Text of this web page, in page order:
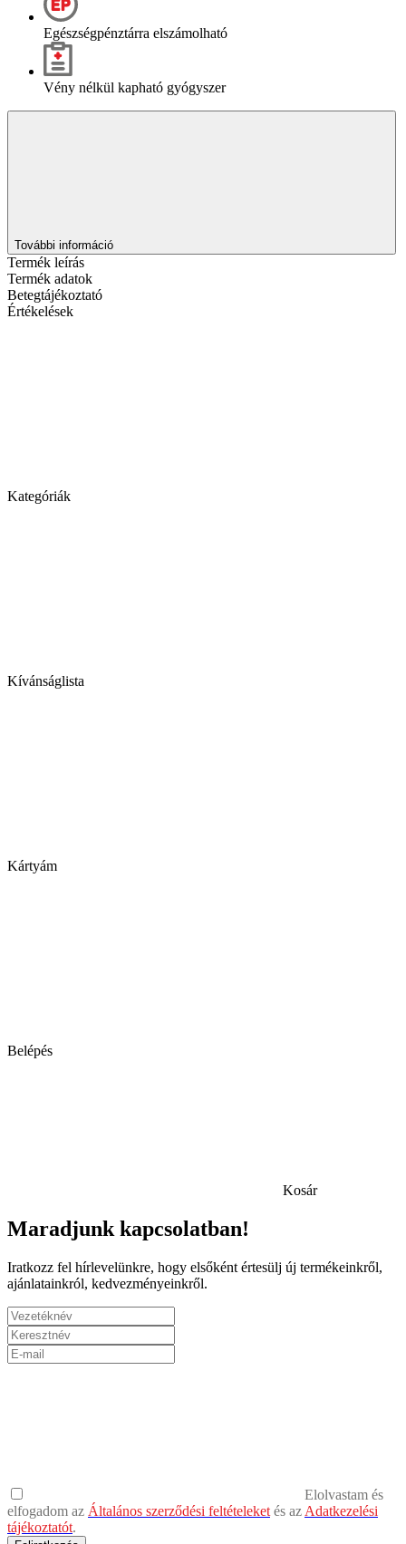
Egészségpénztárra elszámolható
Vény nélkül kapható gyógyszer
További információ
Termék leírás
Termék adatok
Betegtájékoztató
Értékelések
Kategóriák
Kívánságlista
Kártyám
Belépés
Kosár
Maradjunk kapcsolatban!
Iratkozz fel hírlevelünkre, hogy elsőként értesülj új termékeinkről,
ajánlatainkról, kedvezményeinkről.
Elolvastam és
elfogadom az Általános szerződési feltételeket és az Adatkezelési
tájékoztatót.